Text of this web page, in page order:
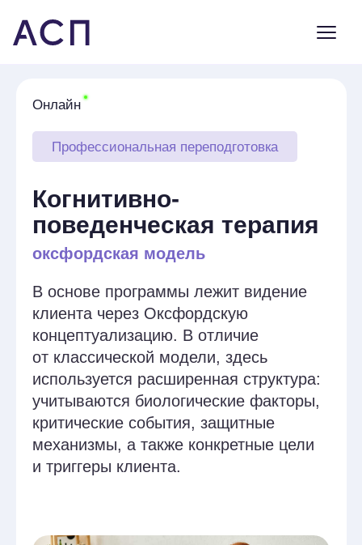
Когнитивно-
В основе программы лежит видение
клиента через Оксфордскую
от классической модели, здесь
используется расширенная структура:
учитываются биологические факторы,
критические события, защитные
механизмы, а также конкретные цели
и триггеры клиента.
оксфордская модель